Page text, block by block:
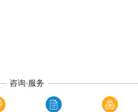
咨询·服务